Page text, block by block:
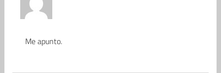
Me apunto.